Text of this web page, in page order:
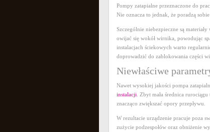
Pompy zatapialne przeznaczone do
Nie oznacza to jednak, że poradzą
Szczególnie niebezpieczne są
owijać się wokół wirnika, powodując
instalacjach ściekowych warto
doprowadzić do zablokowania części
Niewłaściwe
Nawet wysokiej jakości pompa
instalacji . Zbyt mała średnica
znacząco zwiększać opory przepływu.
W rezultacie urządzenie pracuje poza
zużycie podzespołów oraz obniżenie